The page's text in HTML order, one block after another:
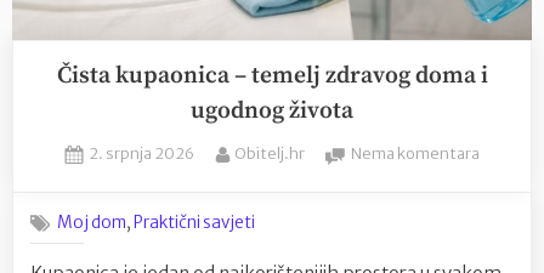
Čista kupaonica – temelj zdravog doma i
ugodnog života
Posted
2. srpnja 2026 By
Obitelj.hr Nema komentarana
Moj dom, Praktični savjeti